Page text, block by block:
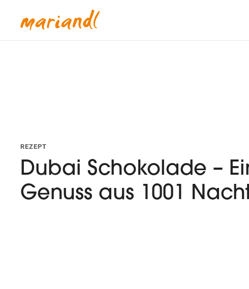
REZEPT
Dubai Schokolade –
Genuss aus 1001